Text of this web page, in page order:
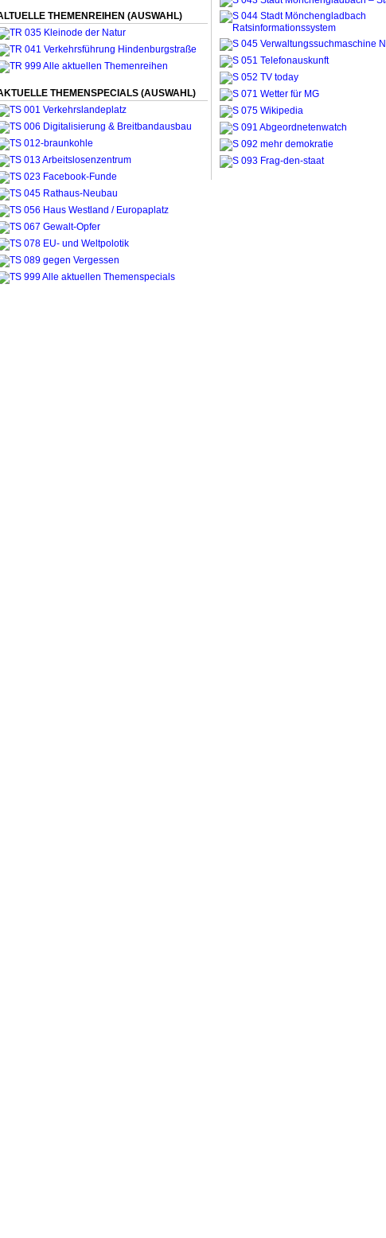
THEMENREIHEN (AUSWAHL)
THEMENSPECIALS (AUSWAHL)